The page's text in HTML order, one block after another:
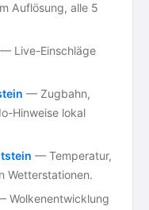
Auflösung, alle 5
— Live-Einschläge
— Zugbahn,
Hinweise lokal
— Temperatur,
Wetterstationen.
Wolkenentwicklung